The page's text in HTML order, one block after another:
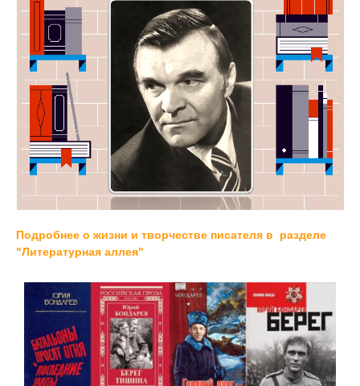
Подробнее о жизни и творчестве писателя в разделе
"Литературная аллея"